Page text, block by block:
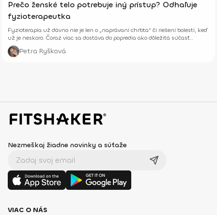
Prečo ženské telo potrebuje iný prístup? Odhaľuje
fyzioterapeutka
Fyzioterapia už dávno nie je len o „naprávaní chrbta“ či riešení bolesti, keď
už je neskoro. Čoraz viac sa dostáva do popredia ako dôležitá súčasť
prevencie, starostlivosti o telo aj celkového zdravia – fyzického aj
psychického.
Petra Ryšková
Nezmeškaj žiadne novinky a súťaže
VIAC O NÁS